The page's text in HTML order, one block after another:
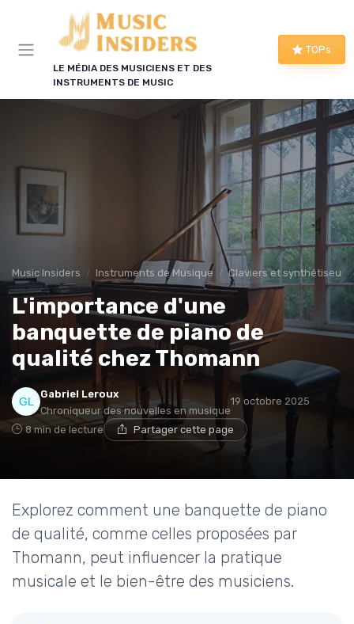
LE MÉDIA DES MUSICIENS ET DES
INSTRUMENTS DE MUSIC
TOPs
Music Insiders Instruments de Musique Claviers et synthétiseurs
L'importance d'une
banquette de piano de
qualité chez Thomann
Gabriel Leroux
Chroniqueur des nouvelles en musique
19 octobre 2025
8 min de lecture Partager cette page
Explorez comment une banquette de piano
de qualité, comme celles proposées par
Thomann, peut influencer la pratique
musicale et le bien-être des musiciens.
Panneau de gestion des cookies